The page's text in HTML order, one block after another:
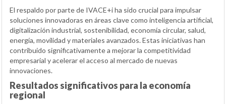
El respaldo por parte de IVACE+i ha sido crucial para impulsar
soluciones innovadoras en áreas clave como inteligencia artificial,
digitalización industrial, sostenibilidad, economía circular, salud,
energía, movilidad y materiales avanzados. Estas iniciativas han
contribuido significativamente a mejorar la competitividad
empresarial y acelerar el acceso al mercado de nuevas
innovaciones.
Resultados significativos para la economía
regional